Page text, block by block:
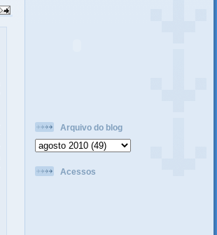
Arquivo do blog
Acessos